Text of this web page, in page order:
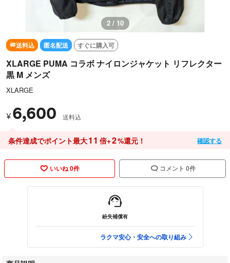
3 / 10
送料込 匿名配送 すぐに購入可
XLARGE PUMA コラボ ナイロンジャケット リフレクター
黒 M メンズ
XLARGE
¥ 6,600 送料込
条件達成でポイント最大11 倍+2%還元！ 確認する
いいね 0件 コメント 0件
紛失補償有
ラクマ安心・安全への取り組み